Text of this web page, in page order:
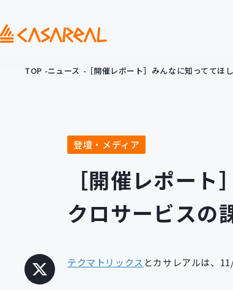
TOP ニュース ［開催レポート］みんなに知っててほ
登壇・メディア
［開催レポー
クロサービスの
テクマトリックス とカサレアルは、